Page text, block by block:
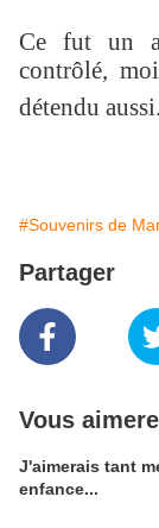
Ce fut un
contrôlé,
détendu
#Souvenirs de
Partager
Vous
J'aimerais tant
enfance...